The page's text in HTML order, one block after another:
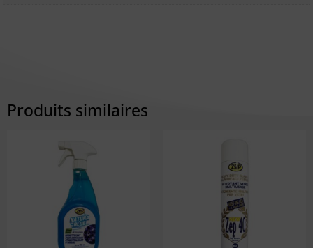
Produits similaires